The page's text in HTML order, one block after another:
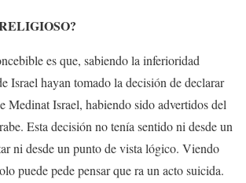
es que, sabiendo la inferioridad
Israel hayan tomado la decisión de declarar
Medinat Israel, habiendo sido advertidos del
Esta decisión no tenía sentido ni desde un
ni desde un punto de vista lógico. Viendo
puede pede pensar que ra un acto suicida.